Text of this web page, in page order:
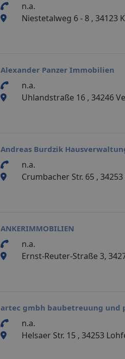
n.a.
Niestetalweg 6 - 8 , 34123
Alexander Panzer Immobilien
n.a.
Uhlandstraße 16 , 34246
Andreas Burdzik
n.a.
Crumbacher Str. 65 ,
ANKERIMMOBILIEN
n.a.
Ernst-Reuter-Straße 3,
artec gmbh baubetreuung
n.a.
Helsaer Str. 15 , 34253